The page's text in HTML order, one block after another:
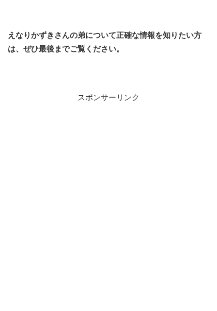
えなりかずきさんの弟について正確な情報を知りたい方
は、ぜひ最後までご覧ください。
スポンサーリンク